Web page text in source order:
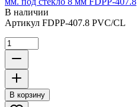
В наличии
Артикул FDPP-407.8 PVC/CL
В корзину